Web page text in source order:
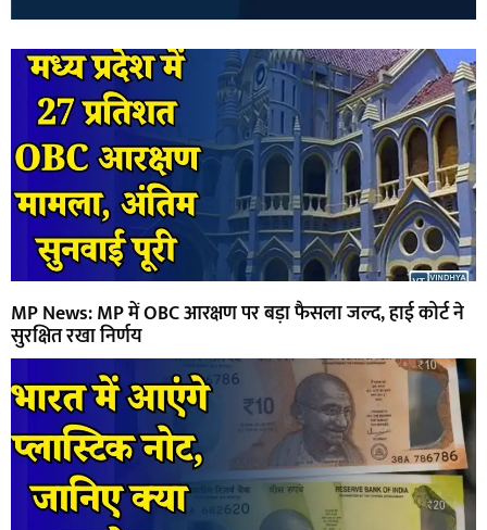
MP News: MP में OBC आरक्षण पर बड़ा फैसला जल्द, हाई कोर्ट ने
सुरक्षित रखा निर्णय